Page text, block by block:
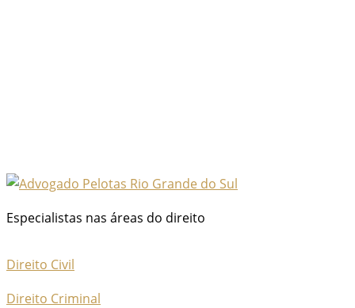
Especialistas nas áreas do direito
Direito Civil
Direito Criminal